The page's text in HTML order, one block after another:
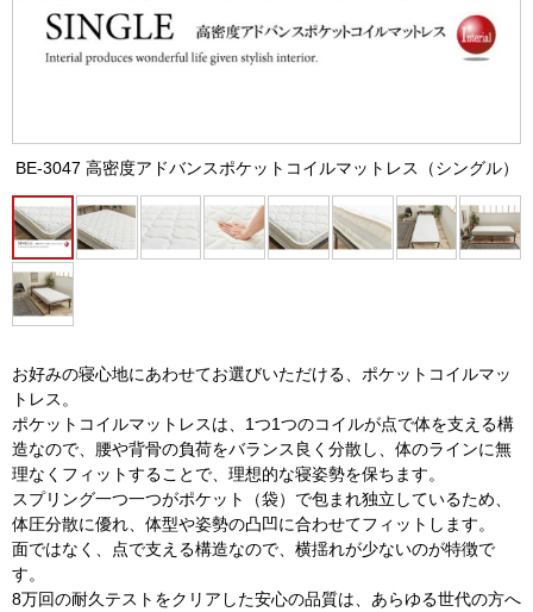
BE-3047 高密度アドバンスポケットコイルマットレス（シングル）
お好みの寝心地にあわせてお選びいただける、ポケットコイルマッ
トレス。
ポケットコイルマットレスは、1つ1つのコイルが点で体を支える構
造なので、腰や背骨の負荷をバランス良く分散し、体のラインに無
理なくフィットすることで、理想的な寝姿勢を保ちます。
スプリング一つ一つがポケット（袋）で包まれ独立しているため、
体圧分散に優れ、体型や姿勢の凸凹に合わせてフィットします。
面ではなく、点で支える構造なので、横揺れが少ないのが特徴で
す。
8万回の耐久テストをクリアした安心の品質は、あらゆる世代の方へ